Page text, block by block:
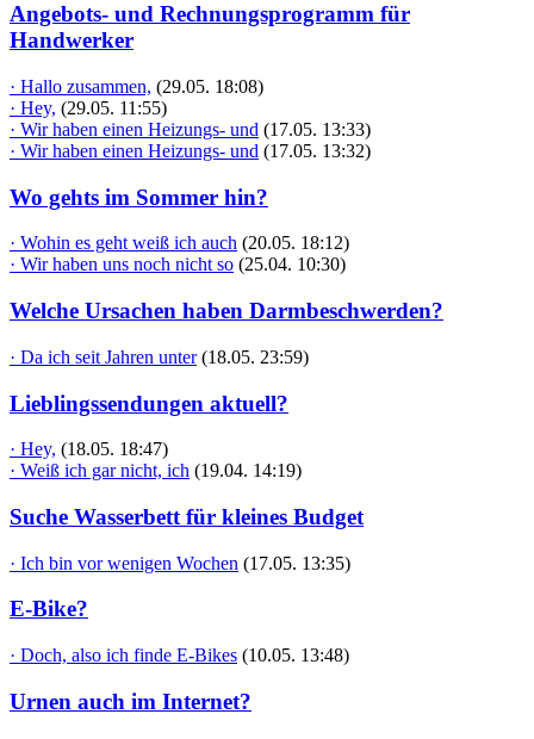
Angebots- und Rechnungsprogramm für
Handwerker
· Hallo zusammen, (29.05. 18:08)
· Hey, (29.05. 11:55)
· Wir haben einen Heizungs- und (17.05. 13:33)
· Wir haben einen Heizungs- und (17.05. 13:32)
Wo gehts im Sommer hin?
· Wohin es geht weiß ich auch (20.05. 18:12)
· Wir haben uns noch nicht so (25.04. 10:30)
Welche Ursachen haben Darmbeschwerden?
· Da ich seit Jahren unter (18.05. 23:59)
Lieblingssendungen aktuell?
· Hey, (18.05. 18:47)
· Weiß ich gar nicht, ich (19.04. 14:19)
Suche Wasserbett für kleines Budget
· Ich bin vor wenigen Wochen (17.05. 13:35)
E-Bike?
· Doch, also ich finde E-Bikes (10.05. 13:48)
Urnen auch im Internet?